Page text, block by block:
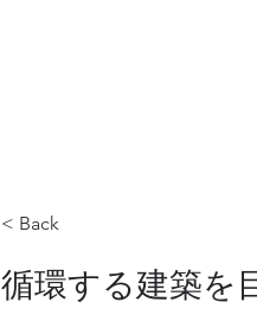
< Back
循環する建築を